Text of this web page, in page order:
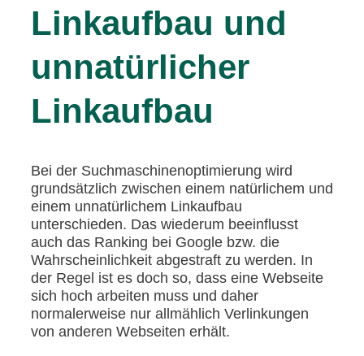
Linkaufbau und
unnatürlicher
Linkaufbau
Bei der Suchmaschinenoptimierung wird
grundsätzlich zwischen einem natürlichem und
einem unnatürlichem Linkaufbau
unterschieden. Das wiederum beeinflusst
auch das Ranking bei Google bzw. die
Wahrscheinlichkeit abgestraft zu werden. In
der Regel ist es doch so, dass eine Webseite
sich hoch arbeiten muss und daher
normalerweise nur allmählich Verlinkungen
von anderen Webseiten erhält.